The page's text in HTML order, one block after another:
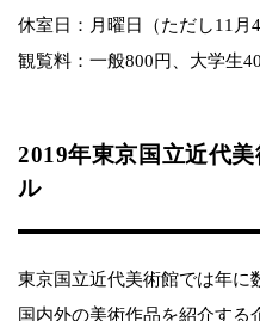
休室日：月曜日（ただし11月
観覧料：一般800円、大学生
2019年東京国立近代
ル
東京国立近代美術館では年に
国内外の美術作品を紹介する